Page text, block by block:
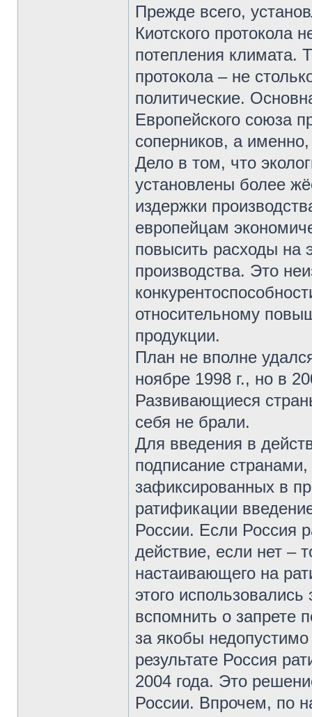
Прежде всего,
Киотского протокола
потепления климата.
протокола – не
политические.
Европейского союза
соперников, а
Дело в том, что
установлены более
издержки
европейцам
повысить расходы на
производства. Это
относительному
продукции.
План не вполне
ноябре 1998 г., но в
Развивающиеся
себя не брали.
Для введения в
подписание
зафиксированных в
ратификации
России. Если Россия
действие, если нет –
настаивающего на
этого
вспомнить о запрете
за якобы
результате Россия
2004 года. Это
России. Впрочем, по